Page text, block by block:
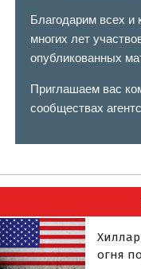
Благодарим всех и
многих лет
опубликованных
Приглашаем вас
сообществах
огня